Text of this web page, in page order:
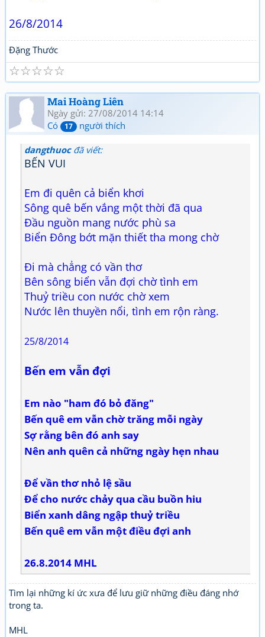
26/8/2014
Đặng Thước
☆
☆
☆
☆
☆
Mai Hoàng Liên
Ngày gửi: 27/08/2014 14:14
Có
17 người thích
dangthuocđã viết:
BẾN VUI
Em đi quên cả biển khơi
Sông quê bến vắng một thời đã qua
Đầu nguồn mang nước phù sa
Biển Đông bớt mặn thiết tha mong chờ
Đi mà chẳng có vần thơ
Bên sông biển vẫn đợi chờ tình em
Thuỷ triều con nước chờ xem
Nước lên thuyền nổi, tình em rộn ràng.
25/8/2014
Bến em vẫn đợi
Em nào "ham đó bỏ đăng"
Bến quê em vẫn chờ trăng mỗi ngày
Sợ rằng bên đó anh say
Nên anh quên cả những ngày hẹn nhau
Để vần thơ nhỏ lệ sầu
Để cho nước chảy qua cầu buồn hiu
Biển xanh dâng ngập thuỷ triều
Bến quê em vẫn một điều đợi anh
26.8.2014 MHL
Tìm lại những kí ức xưa để lưu giữ những điều đáng nhớ
trong ta.
MHL